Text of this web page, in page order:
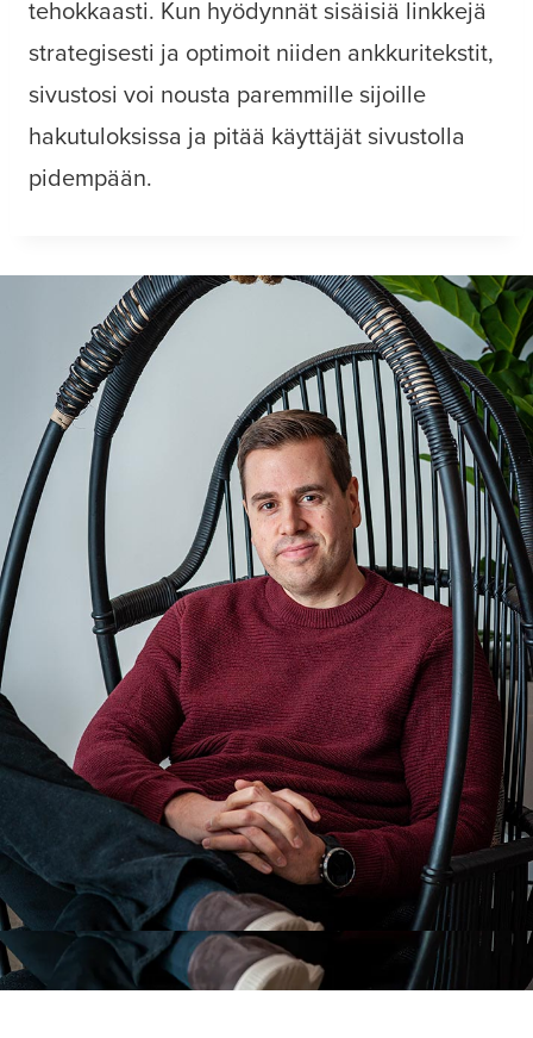
tehokkaasti. Kun hyödynnät sisäisiä linkkejä
strategisesti ja optimoit niiden ankkuritekstit,
sivustosi voi nousta paremmille sijoille
hakutuloksissa ja pitää käyttäjät sivustolla
pidempään.